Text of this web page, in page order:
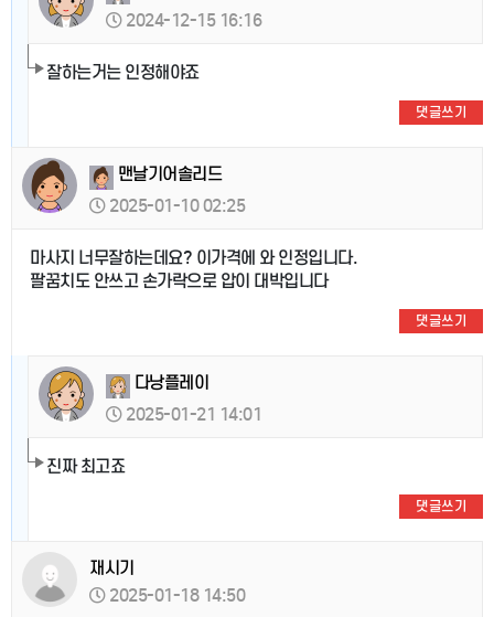
2024-12-15 16:16
잘하는거는 인정해야죠
댓글쓰기
맨날기어솔리드
2025-01-10 02:25
마사지 너무잘하는데요? 이가격에 와 인정입니다.
팔꿈치도 안쓰고 손가락으로 압이 대박입니다
댓글쓰기
다낭플레이
2025-01-21 14:01
진짜 최고죠
댓글쓰기
재시기
2025-01-18 14:50